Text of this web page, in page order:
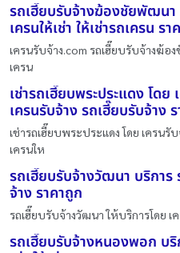
รถเฮี๊ยบรับจ้างฆ้องชัยพัฒนา
เครนให้เช่า ให้เช่ารถเครน รา
เครนรับจ้าง.com รถเฮี๊ยบรับจ้างฆ้อ
เครน
เช่ารถเฮี๊ยบพระประแดง โด
เครนรับจ้าง รถเฮี๊ยบรับจ้าง
เช่ารถเฮี๊ยบพระประแดง โดย เครนรั
เครนให
รถเฮี๊ยบรับจ้างวัฒนา บริการ
จ้าง ราคาถูก
รถเฮี๊ยบรับจ้างวัฒนา ให้บริการโดย เ
รถเฮี๊ยบรับจ้างหนองพอก บริ